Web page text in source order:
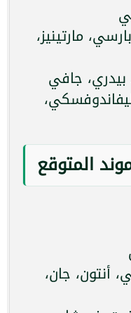
مارتينيز،
جافي
المتوقع
أنتون، جان،